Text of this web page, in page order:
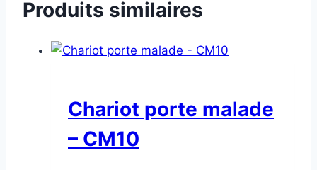
Produits similaires
Chariot porte malade
– CM10